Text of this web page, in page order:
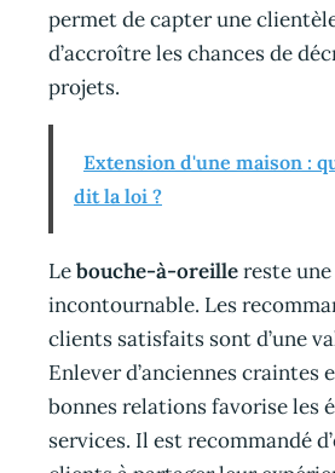
permet de capter une
d’accroître les chances de
projets.
Extension d'une maison :
dit la loi ?
Lebouche-à-oreillereste
incontournable. Les
clients satisfaits sont d’une
Enlever d’anciennes craintes
bonnes relations favorise les
services. Il est recommandé